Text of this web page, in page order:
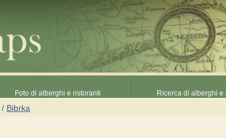
Foto di alberghi e ristoranti Ricerca di alberghi e
/ Bibrka